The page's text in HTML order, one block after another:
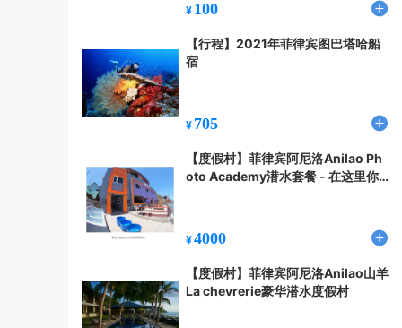
¥ 100
【行程】2021年菲律宾图巴塔哈船
宿
¥ 705
【度假村】菲律宾阿尼洛Anilao Ph
oto Academy潜水套餐 - 在这里你
¥4000
【度假村】菲律宾阿尼洛Anilao山羊
La chevrerie豪华潜水度假村